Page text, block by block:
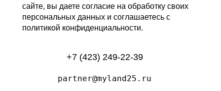
сайте, вы даете согласие на обработку своих
персональных данных и соглашаетесь с
политикой конфиденциальности.
+7 (423) 249-22-39
partner@myland25.ru